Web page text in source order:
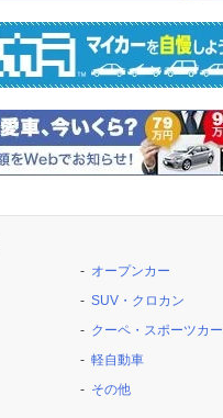
オープンカー
SUV・クロカン
クーペ・スポーツカー
軽自動車
その他